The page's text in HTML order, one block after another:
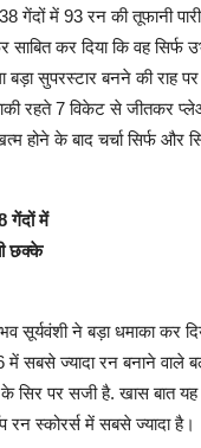
गेंदों में 93 रन की तूफानी
कर दिया कि वह सिर्फ
सुपरस्टार बनने की राह
रहते 7 विकेट से जीतकर
होने के बाद चर्चा सिर्फ और
गेंदों में
छक्के
सूर्यवंशी ने बड़ा धमाका कर
में सबसे ज्यादा रन बनाने वाले
सिर पर सजी है. खास बात
रन स्कोरर्स में सबसे ज्यादा है।